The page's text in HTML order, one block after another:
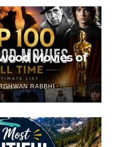
Movies of
RABBHI